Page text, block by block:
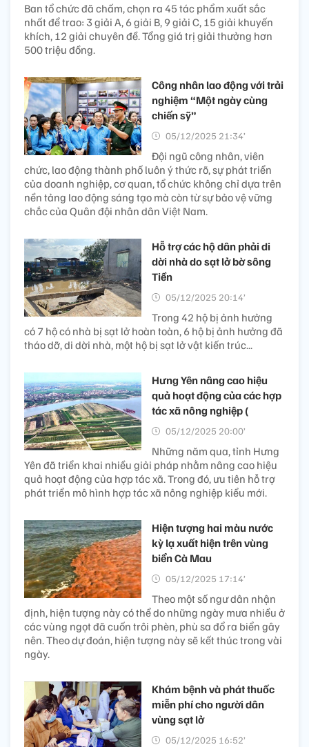
Ban tổ chức đã chấm, chọn ra 45 tác phẩm xuất sắc
nhất để trao: 3 giải A, 6 giải B, 9 giải C, 15 giải khuyến
khích, 12 giải chuyên đề. Tổng giá trị giải thưởng hơn
500 triệu đồng.
Công nhân lao động với trải
nghiệm “Một ngày cùng
chiến sỹ”
05/12/2025 21:34’
Đội ngũ công nhân, viên
chức, lao động thành phố luôn ý thức rõ, sự phát triển
của doanh nghiệp, cơ quan, tổ chức không chỉ dựa trên
nền tảng lao động sáng tạo mà còn từ sự bảo vệ vững
chắc của Quân đội nhân dân Việt Nam.
Hỗ trợ các hộ dân phải di
dời nhà do sạt lở bờ sông
Tiền
05/12/2025 20:14’
Trong 42 hộ bị ảnh hưởng
có 7 hộ có nhà bị sạt lở hoàn toàn, 6 hộ bị ảnh hưởng đã
tháo dỡ, di dời nhà, một hộ bị sạt lở vật kiến trúc...
Hưng Yên nâng cao hiệu
quả hoạt động của các hợp
tác xã nông nghiệp (
05/12/2025 20:00’
Những năm qua, tỉnh Hưng
Yên đã triển khai nhiều giải pháp nhằm nâng cao hiệu
quả hoạt động của hợp tác xã. Trong đó, ưu tiên hỗ trợ
phát triển mô hình hợp tác xã nông nghiệp kiểu mới.
Hiện tượng hai màu nước
kỳ lạ xuất hiện trên vùng
biển Cà Mau
05/12/2025 17:14’
Theo một số ngư dân nhận
định, hiện tượng này có thể do những ngày mưa nhiều ở
các vùng ngọt đã cuốn trôi phèn, phù sa đổ ra biển gây
nên. Theo dự đoán, hiện tượng này sẽ kết thúc trong vài
ngày.
Khám bệnh và phát thuốc
miễn phí cho người dân
vùng sạt lở
05/12/2025 16:52’